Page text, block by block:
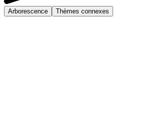
Arborescence Thèmes connexes